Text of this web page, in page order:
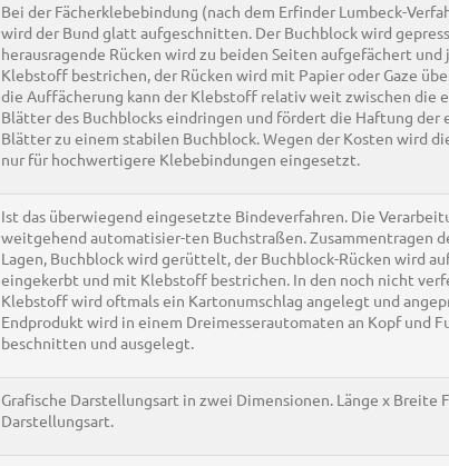
Bei der Fächerklebebindung (nach dem Erfinder Lumbeck-
wird der Bund glatt aufgeschnitten. Der Buchblock wird
herausragende Rücken wird zu beiden Seiten aufgefächert
Klebstoff bestrichen, der Rücken wird mit Papier oder Gaze
die Auffächerung kann der Klebstoff relativ weit zwischen die
Blätter des Buchblocks eindringen und fördert die Haftung der
Blätter zu einem stabilen Buchblock. Wegen der Kosten wird
nur für hochwertigere Klebebindungen eingesetzt.
Ist das überwiegend eingesetzte Bindeverfahren. Die
weitgehend automatisier-ten Buchstraßen. Zusammentragen
Lagen, Buchblock wird gerüttelt, der Buchblock-Rücken wird
eingekerbt und mit Klebstoff bestrichen. In den noch nicht
Klebstoff wird oftmals ein Kartonumschlag angelegt und
Endprodukt wird in einem Dreimesserautomaten an Kopf und
beschnitten und ausgelegt.
Grafische Darstellungsart in zwei Dimensionen. Länge x Breite
Darstellungsart.